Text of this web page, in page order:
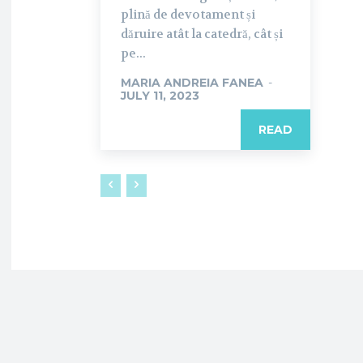
plină de devotament și
dăruire atât la catedră, cât și
pe...
MARIA ANDREIA FANEA -
JULY 11, 2023
READ